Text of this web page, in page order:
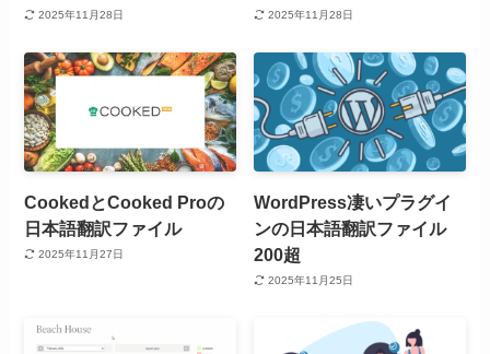
2025年11月28日 2025年11月28日
CookedとCooked Proの
日本語翻訳ファイル
2025年11月27日
WordPress凄いプラグイ
ンの日本語翻訳ファイル
200超
2025年11月25日